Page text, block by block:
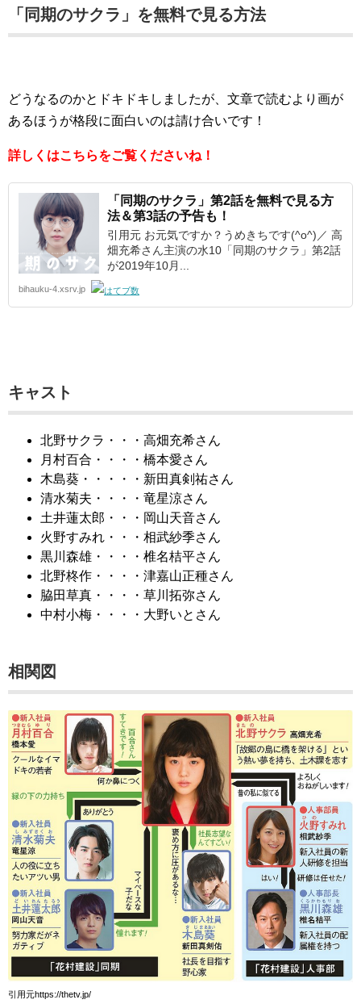
「同期のサクラ」を無料で見る方法
どうなるのかとドキドキしましたが、文章で読むより画が
あるほうが格段に面白いのは請け合いです！
詳しくはこちらをご覧くださいね！
「同期のサクラ」第2話を無料で見る方
法＆第3話の予告も！
引用元 お元気ですか？うめきちです(^o^)／ 高
畑充希さん主演の水10「同期のサクラ」第2話
が2019年10月...
bihauku-4.xsrv.jp
キャスト
北野サクラ・・・高畑充希さん
月村百合・・・・橋本愛さん
木島葵・・・・・新田真剣祐さん
清水菊夫・・・・竜星涼さん
土井蓮太郎・・・岡山天音さん
火野すみれ・・・相武紗季さん
黒川森雄・・・・椎名桔平さん
北野柊作・・・・津嘉山正種さん
脇田草真・・・・草川拓弥さん
中村小梅・・・・大野いとさん
相関図
引用元https://thetv.jp/